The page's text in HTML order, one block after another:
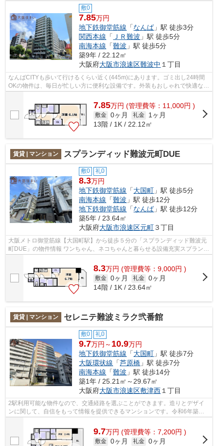
敷0
7.85万円
地下鉄御堂筋線 「なんば」駅 徒歩3分
関西本線 「 ＪＲ難波 」駅 徒歩5分
南海本線 「難波 」駅 徒歩5分
築9年 / 22.12㎡
大阪府大阪市浪速区難波中 １丁目
なんばCITYも歩いて行けるくらい近く(445m)にあります。ゴミ出し24時間
OKの物件は、毎日が忙しい方に便利な設備です。外装もおしゃれで快適な生
7.85万円 (管理費等：11,000円 )
敷金 0ヶ月 礼金
1ヶ月
13階 / 1K / 22.12㎡
賃貸 | マンション スプランディッド難波元町DUE
敷0 礼0
8.3万円
地下鉄御堂筋線 「大国町 」駅 徒歩5分
南海本線 「難波 」駅 徒歩12分
地下鉄御堂筋線 「なんば」駅 徒歩12分
築5年 / 23.64㎡
大阪府大阪市浪速区元町３丁目
大阪メトロ御堂筋線【大国町駅】から徒歩５分の「スプランディッド難波元
町DUE」の物件情報 ワンちゃん、ネコちゃんと暮らせる設備充実スプランデ
ィッドシリーズが浪速区元町に完成し...
8.3万円 (管理費等：9,000円 )
敷金 0ヶ月 礼金 0ヶ月
14階 / 1K / 23.64㎡
賃貸 | マンション セレニテ難波ミラク弐番館
敷0 礼0
9.7万円～ 10.9万円
地下鉄御堂筋線 「大国町 」駅 徒歩7分
大阪環状線 「芦原橋 」駅 徒歩7分
南海本線 「難波 」駅 徒歩14分
築1年 / 25.21㎡～29.67㎡
大阪府大阪市浪速区敷津西 １丁目
2駅利用可能な物件なので、交通経路を選ぶことができます。造りとデザイ
ンに関して、自信をもって情報を提供できるマンションです。令和6年築の
9.7万円 (管理費等：7,200円 )
敷金 0ヶ月 礼金 0ヶ月